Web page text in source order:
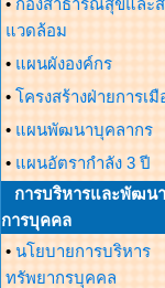
• กองสาธารณสุขและ
แวดล้อม
• แผนผังองค์กร
• โครงสร้างฝ่ายการเมื
• แผนพัฒนาบุคลากร
• แผนอัตรากำลัง 3 ปี
การบริหารและพัฒน
การบุคคล
• นโยบายการบริหาร
ทรัพยากรบุคคล